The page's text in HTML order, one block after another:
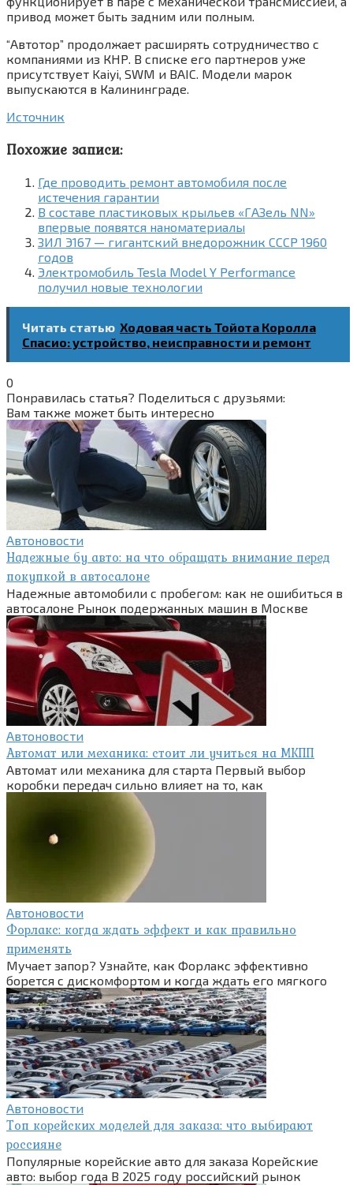
привод может быть задним или полным.
“Автотор” продолжает расширять сотрудничество с
компаниями из КНР. В списке его партнеров уже
присутствует Kaiyi, SWM и BAIC. Модели марок
выпускаются в Калининграде.
Источник
Похожие записи:
Где проводить ремонт автомобиля после
истечения гарантии
В составе пластиковых крыльев «ГAЗель NN»
впервые появятся наноматериалы
ЗИЛ Э167 — гигантский внедорожник СССР 1960
годов
Электромобиль Tesla Model Y Performance
получил новые технологии
Читать статью Ходовая часть Тойота Королла
Спасио: устройство, неисправности и ремонт
0
Понравилась статья? Поделиться с друзьями:
Вам также может быть интересно
Автоновости
Надежные бу авто: на что обращать внимание перед
покупкой в автосалоне
Надежные автомобили с пробегом: как не ошибиться в
автосалоне Рынок подержанных машин в Москве
Автоновости
Автомат или механика: стоит ли учиться на МКПП
Автомат или механика для старта Первый выбор
коробки передач сильно влияет на то, как
Автоновости
Форлакс: когда ждать эффект и как правильно
применять
Мучает запор? Узнайте, как Форлакс эффективно
борется с дискомфортом и когда ждать его мягкого
Автоновости
Топ корейских моделей для заказа: что выбирают
россияне
Популярные корейские авто для заказа Корейские
авто: выбор года В 2025 году российский рынок